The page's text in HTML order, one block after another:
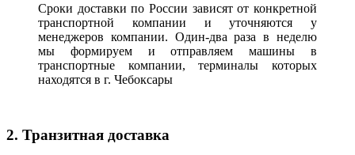
Сроки доставки по России зависят от конкретной
транспортной компании и уточняются у
менеджеров компании. Один-два раза в неделю
мы формируем и отправляем машины в
транспортные компании, терминалы которых
находятся в г. Чебоксары
2. Транзитная доставка